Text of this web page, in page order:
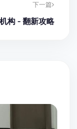
下一篇
构 - 翻新攻略